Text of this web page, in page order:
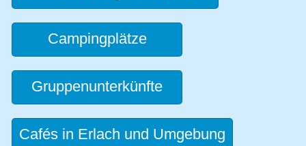
Campingplätze
Gruppenunterkünfte
Cafés in Erlach und Umgebung